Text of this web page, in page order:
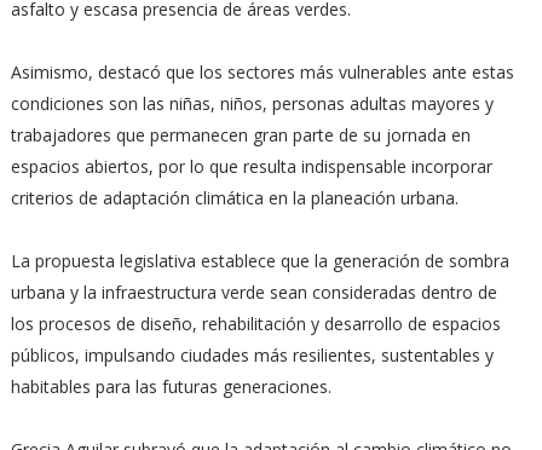
asfalto y escasa presencia de áreas verdes.
Asimismo, destacó que los sectores más vulnerables ante estas
condiciones son las niñas, niños, personas adultas mayores y
trabajadores que permanecen gran parte de su jornada en
espacios abiertos, por lo que resulta indispensable incorporar
criterios de adaptación climática en la planeación urbana.
La propuesta legislativa establece que la generación de sombra
urbana y la infraestructura verde sean consideradas dentro de
los procesos de diseño, rehabilitación y desarrollo de espacios
públicos, impulsando ciudades más resilientes, sustentables y
habitables para las futuras generaciones.